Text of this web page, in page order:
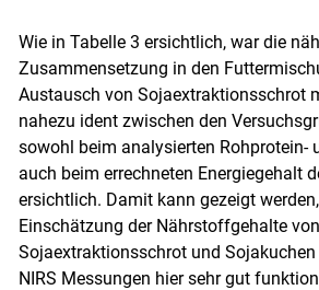
Wie in Tabelle 3 ersichtlich, war die
Zusammensetzung in den
Austausch von Sojaextraktionsschrot
nahezu ident zwischen den
sowohl beim analysierten Rohprotein-
auch beim errechneten Energiegehalt
ersichtlich. Damit kann gezeigt
Einschätzung der Nährstoffgehalte von
Sojaextraktionsschrot und
NIRS Messungen hier sehr gut